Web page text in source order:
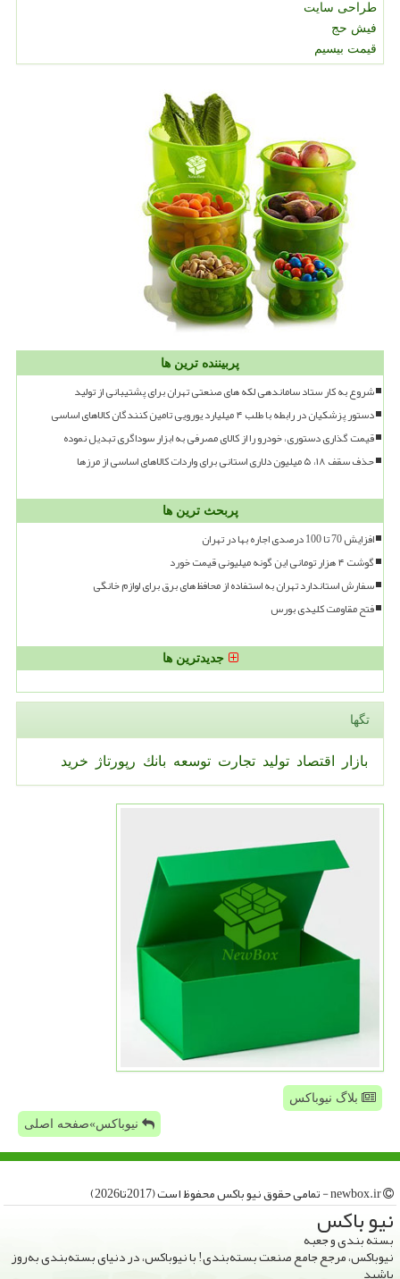
طراحی سایت
فیش حج
قیمت بیسیم
پربیننده ترین ها
شروع به کار ستاد ساماندهی لکه های صنعتی تهران برای پشتیبانی از تولید
دستور پزشکیان در رابطه با طلب ۴ میلیارد یورویی تامین کنندگان کالاهای اساسی
قیمت گذاری دستوری، خودرو را از کالای مصرفی به ابزار سوداگری تبدیل نموده
حذف سقف ۱۸، ۵ میلیون دلاری استانی برای واردات کالاهای اساسی از مرزها
پربحث ترین ها
افزایش 70 تا 100 درصدی اجاره بها در تهران
گوشت ۴ هزار تومانی این گونه میلیونی قیمت خورد
سفارش استاندارد تهران به استفاده از محافظ های برق برای لوازم خانگی
فتح مقاومت کلیدی بورس
جدیدترین ها
تگها
بازار اقتصاد تولید تجارت توسعه بانك رپورتاژ خرید
بلاگ نیوباکس
نیوباکس»صفحه اصلی
نیو باكس
بسته بندی و جعبه
نیوباکس، مرجع جامع صنعت بسته‌بندی! با نیوباکس، در دنیای بسته‌بندی به‌روز
باشید